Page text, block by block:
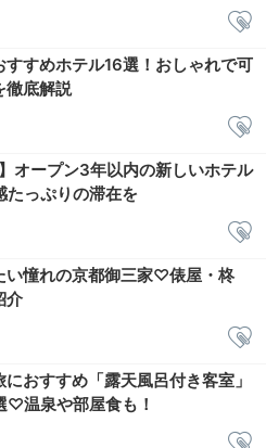
すすめホテル16選！おしゃれで可
徹底解説
オープン3年以内の新しいホテル
たっぷりの滞在を
い憧れの京都御三家♡俵屋・柊
介
おすすめ「露天風呂付き客室」
♡温泉や部屋食も！